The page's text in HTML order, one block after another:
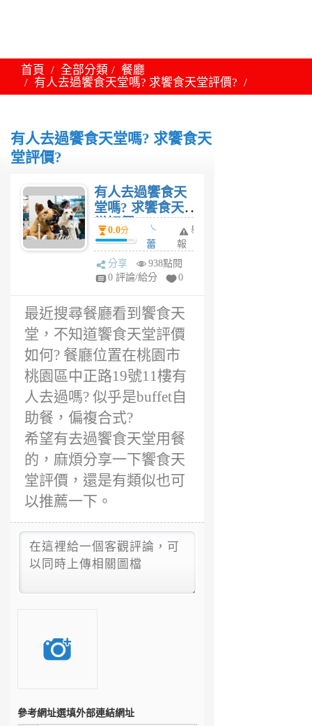
首頁 全部分類
餐廳
有人去過饗食天堂嗎? 求饗食天堂評價?
有人去過饗食天堂嗎? 求饗食天
堂評價?
有人去過饗食天
堂嗎? 求饗食天
堂評價?
0.0分
╰
蕾
絲
小
6
年
前
舉
報
分享
938點閱
0 評論/給分
0
最近搜尋餐廳看到饗食天
堂，不知道饗食天堂評價
如何? 餐廳位置在桃園市
桃園區中正路19號11樓有
人去過嗎? 似乎是buffet自
助餐，偏複合式?
希望有去過饗食天堂用餐
的，麻煩分享一下饗食天
堂評價，還是有類似也可
以推薦一下。
參考網址選填外部連結網址